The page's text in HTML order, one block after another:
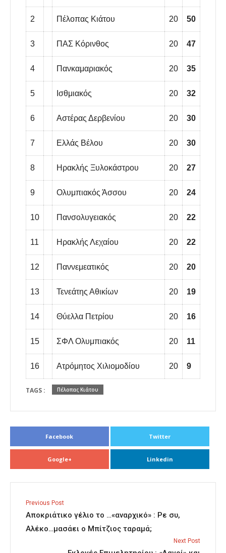
2 Πέλοπας Κιάτου 20 50
3 ΠΑΣ Κόρινθος 20 47
4 Πανκαμαριακός 20 35
5 Ισθμιακός 20 32
6 Αστέρας Δερβενίου 20 30
7 Ελλάς Βέλου 20 30
8 Ηρακλής Ξυλοκάστρου 20 27
9 Ολυμπιακός Άσσου 20 24
10 Πανσολυγειακός 20 22
11 Ηρακλής Λεχαίου 20 22
12 Παννεμεατικός 20 20
13 Τενεάτης Αθικίων 20 19
14 Θύελλα Πετρίου 20 16
15 ΣΦΛ Ολυμπιακός 20 11
16 Ατρόμητος Χιλιομοδίου 20 9
TAGS : Πέλοπας Κιάτου
Facebook Twitter
Google+ Linkedin
Previous Post
Αποκριάτικο γέλιο το …«αναρχικό» : Ρε συ,
Αλέκο…μασάει ο Μπίτζιος ταραμά;
Next Post